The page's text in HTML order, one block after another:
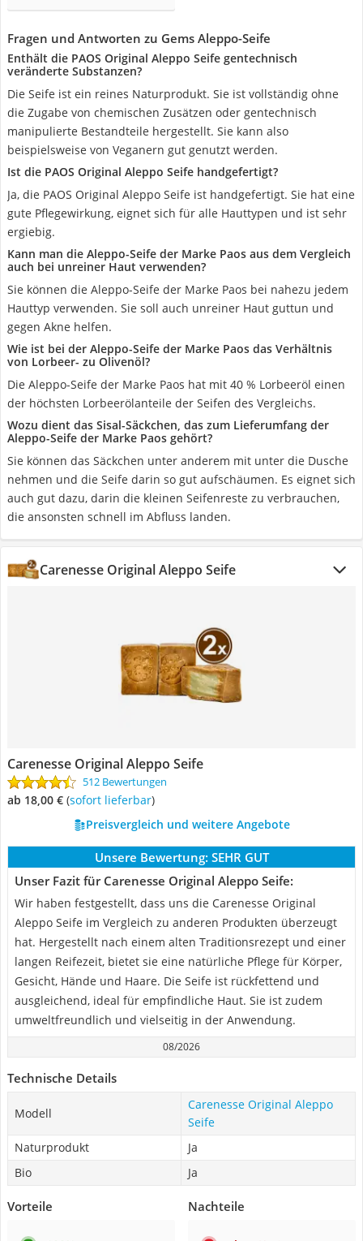
Fragen und Antworten zu Gems Aleppo-Seife
Enthält die PAOS Original Aleppo Seife gentechnisch
veränderte Substanzen?
Die Seife ist ein reines Naturprodukt. Sie ist vollständig ohne
die Zugabe von chemischen Zusätzen oder gentechnisch
manipulierte Bestandteile hergestellt. Sie kann also
beispielsweise von Veganern gut genutzt werden.
Ist die PAOS Original Aleppo Seife handgefertigt?
Ja, die PAOS Original Aleppo Seife ist handgefertigt. Sie hat eine
gute Pflegewirkung, eignet sich für alle Hauttypen und ist sehr
ergiebig.
Kann man die Aleppo-Seife der Marke Paos aus dem Vergleich
auch bei unreiner Haut verwenden?
Sie können die Aleppo-Seife der Marke Paos bei nahezu jedem
Hauttyp verwenden. Sie soll auch unreiner Haut guttun und
gegen Akne helfen.
Wie ist bei der Aleppo-Seife der Marke Paos das Verhältnis
von Lorbeer- zu Olivenöl?
Die Aleppo-Seife der Marke Paos hat mit 40 % Lorbeeröl einen
der höchsten Lorbeerölanteile der Seifen des Vergleichs.
Wozu dient das Sisal-Säckchen, das zum Lieferumfang der
Aleppo-Seife der Marke Paos gehört?
Sie können das Säckchen unter anderem mit unter die Dusche
nehmen und die Seife darin so gut aufschäumen. Es eignet sich
auch gut dazu, darin die kleinen Seifenreste zu verbrauchen,
die ansonsten schnell im Abfluss landen.
Carenesse Original Aleppo Seife
Carenesse Original Aleppo Seife
512 Bewertungen
ab 18,00 € ( Sofort lieferbar)
Preisvergleich und weitere Angebote
Unsere Bewertung: SEHR GUT
Unser Fazit für Carenesse Original Aleppo Seife:
Wir haben festgestellt, dass uns die Carenesse Original
Aleppo Seife im Vergleich zu anderen Produkten überzeugt
hat. Hergestellt nach einem alten Traditionsrezept und einer
langen Reifezeit, bietet sie eine natürliche Pflege für Körper,
Gesicht, Hände und Haare. Die Seife ist rückfettend und
ausgleichend, ideal für empfindliche Haut. Sie ist zudem
umweltfreundlich und vielseitig in der Anwendung.
08/2026
Technische Details
Modell
Carenesse Original Aleppo
Seife
Naturprodukt
Ja
Bio
Ja
Vorteile Nachteile